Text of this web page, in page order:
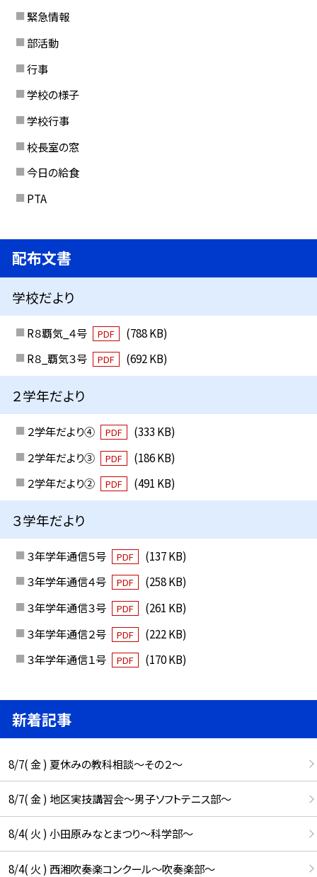
緊急情報
部活動
行事
学校の様子
学校行事
校長室の窓
今日の給食
PTA
配布文書
学校だより
R８覇気_４号 PDF
(788 KB)
R８_覇気３号
PDF (692 KB)
２学年だより
２学年だより④ PDF
(333 KB)
２学年だより③
PDF
(186 KB)
２学年だより②
PDF (491 KB)
３学年だより
３年学年通信５号 PDF
(137 KB)
３年学年通信４号
PDF
(258 KB)
３年学年通信３号
PDF
(261 KB)
３年学年通信２号
PDF
(222 KB)
３年学年通信１号
PDF (170 KB)
新着記事
8/7( 金 ) 夏休みの教科相談～その２～
8/7( 金 ) 地区実技講習会～男子ソフトテニス部～
8/4( 火 ) 小田原みなとまつり～科学部～
8/4( 火 ) 西湘吹奏楽コンクール～吹奏楽部～